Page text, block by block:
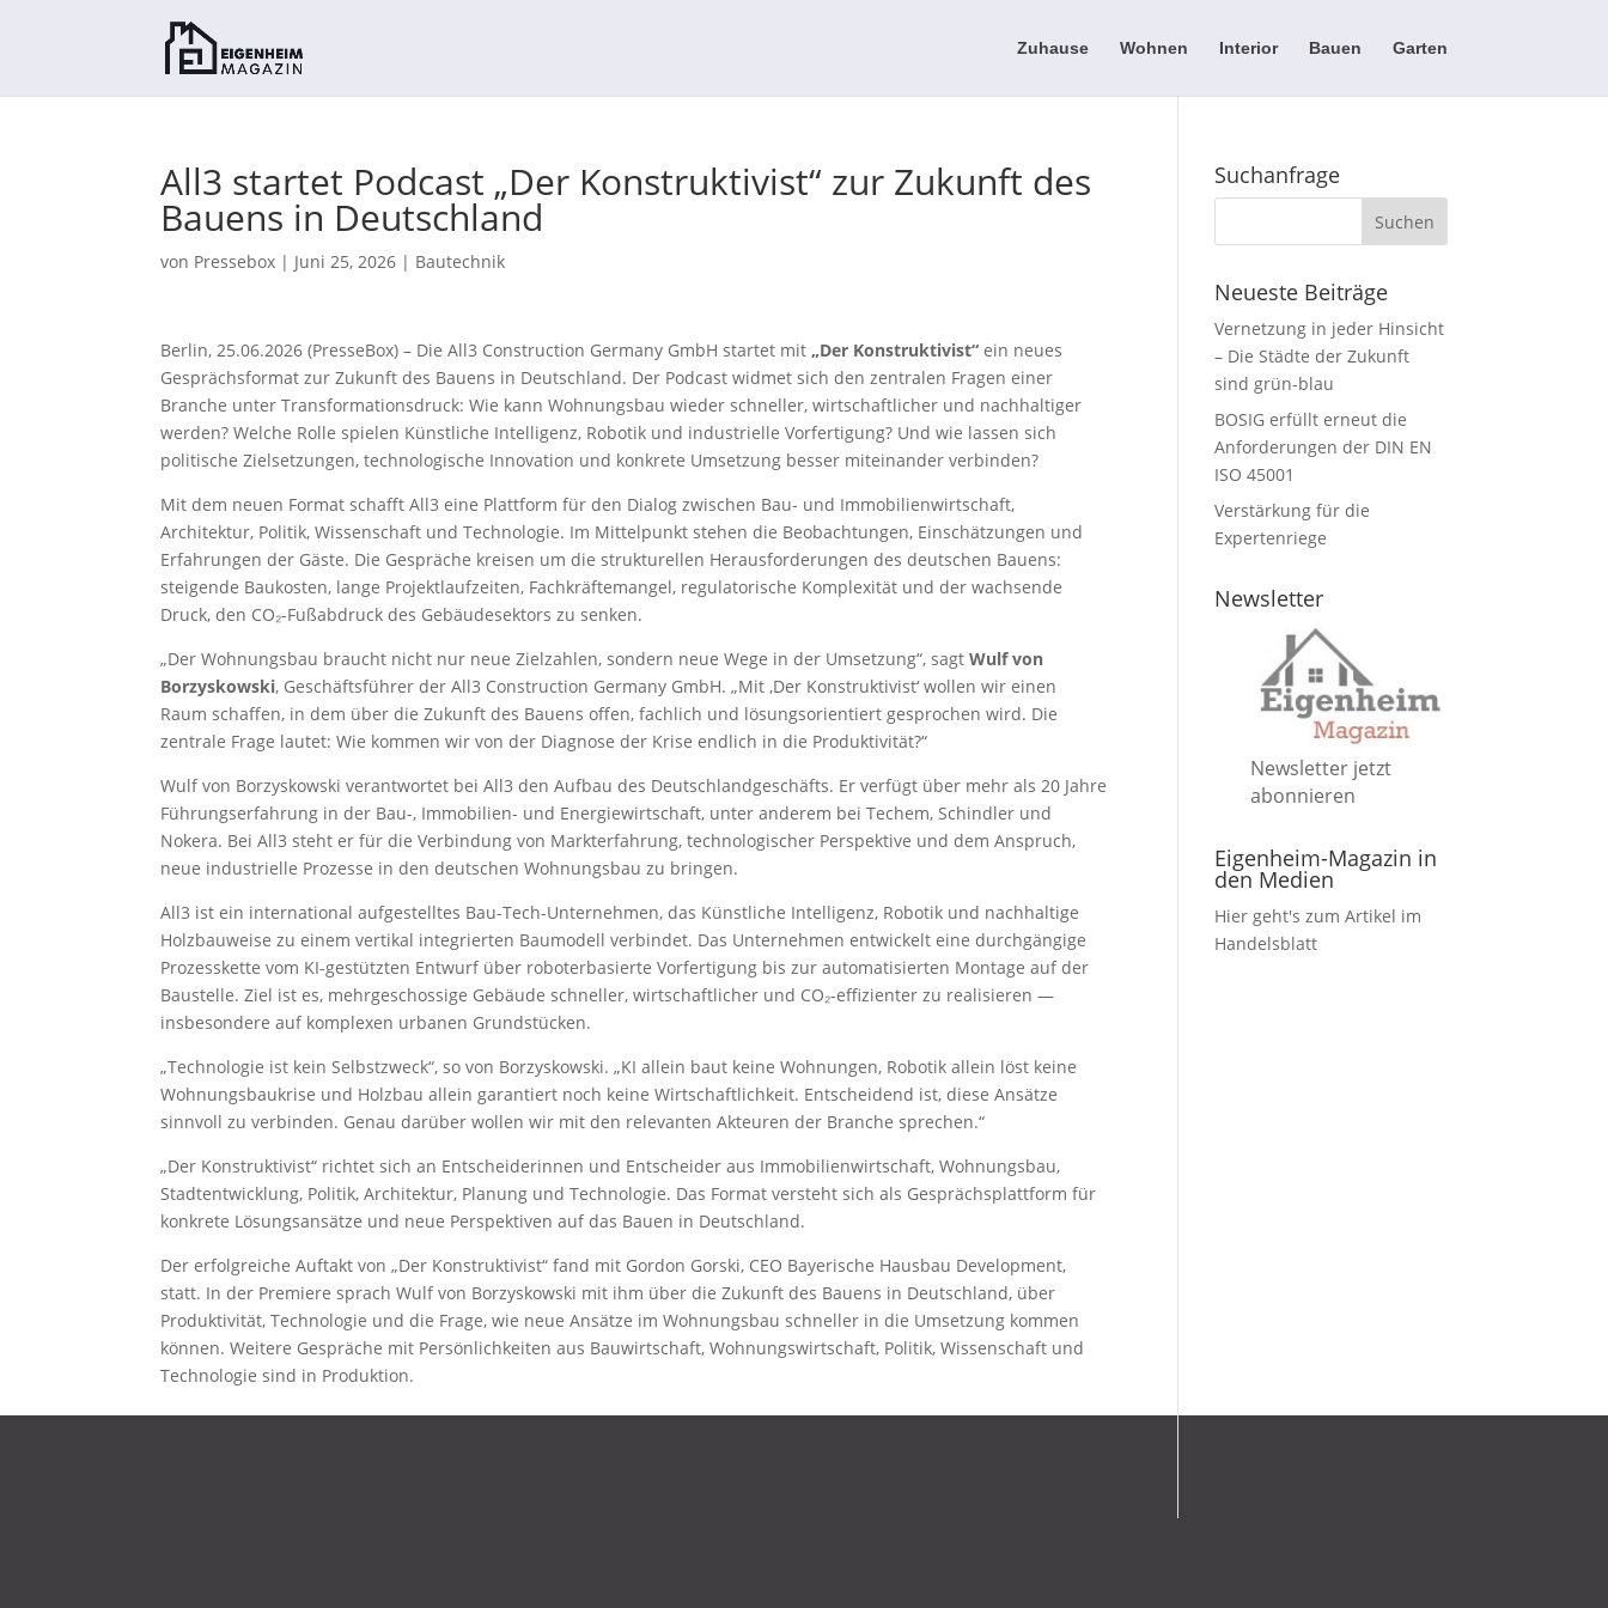
Zuhause Wohnen Interior Bauen Garten
All3 startet Podcast „Der Konstruktivist“ zur Zukunft des
Bauens in Deutschland
von Pressebox | Juni 25, 2026 | Bautechnik
Berlin, 25.06.2026 (PresseBox) – Die All3 Construction Germany GmbH startet mit„Der Konstruktivist“ ein neues
Gesprächsformat zur Zukunft des Bauens in Deutschland. Der Podcast widmet sich den zentralen Fragen einer
Branche unter Transformationsdruck: Wie kann Wohnungsbau wieder schneller, wirtschaftlicher und nachhaltiger
werden? Welche Rolle spielen Künstliche Intelligenz, Robotik und industrielle Vorfertigung? Und wie lassen sich
politische Zielsetzungen, technologische Innovation und konkrete Umsetzung besser miteinander verbinden?
Mit dem neuen Format schafft All3 eine Plattform für den Dialog zwischen Bau- und Immobilienwirtschaft,
Architektur, Politik, Wissenschaft und Technologie. Im Mittelpunkt stehen die Beobachtungen, Einschätzungen und
Erfahrungen der Gäste. Die Gespräche kreisen um die strukturellen Herausforderungen des deutschen Bauens:
steigende Baukosten, lange Projektlaufzeiten, Fachkräftemangel, regulatorische Komplexität und der wachsende
Druck, den CO₂-Fußabdruck des Gebäudesektors zu senken.
„Der Wohnungsbau braucht nicht nur neue Zielzahlen, sondern neue Wege in der Umsetzung“, sagtWulf von
Borzyskowski, Geschäftsführer der All3 Construction Germany GmbH. „Mit ‚Der Konstruktivist‘ wollen wir einen
Raum schaffen, in dem über die Zukunft des Bauens offen, fachlich und lösungsorientiert gesprochen wird. Die
zentrale Frage lautet: Wie kommen wir von der Diagnose der Krise endlich in die Produktivität?“
Wulf von Borzyskowski verantwortet bei All3 den Aufbau des Deutschlandgeschäfts. Er verfügt über mehr als 20 Jahre
Führungserfahrung in der Bau-, Immobilien- und Energiewirtschaft, unter anderem bei Techem, Schindler und
Nokera. Bei All3 steht er für die Verbindung von Markterfahrung, technologischer Perspektive und dem Anspruch,
neue industrielle Prozesse in den deutschen Wohnungsbau zu bringen.
All3 ist ein international aufgestelltes Bau-Tech-Unternehmen, das Künstliche Intelligenz, Robotik und nachhaltige
Holzbauweise zu einem vertikal integrierten Baumodell verbindet. Das Unternehmen entwickelt eine durchgängige
Prozesskette vom KI-gestützten Entwurf über roboterbasierte Vorfertigung bis zur automatisierten Montage auf der
Baustelle. Ziel ist es, mehrgeschossige Gebäude schneller, wirtschaftlicher und CO₂-effizienter zu realisieren —
insbesondere auf komplexen urbanen Grundstücken.
„Technologie ist kein Selbstzweck“, so von Borzyskowski. „KI allein baut keine Wohnungen, Robotik allein löst keine
Wohnungsbaukrise und Holzbau allein garantiert noch keine Wirtschaftlichkeit. Entscheidend ist, diese Ansätze
sinnvoll zu verbinden. Genau darüber wollen wir mit den relevanten Akteuren der Branche sprechen.“
„Der Konstruktivist“ richtet sich an Entscheiderinnen und Entscheider aus Immobilienwirtschaft, Wohnungsbau,
Stadtentwicklung, Politik, Architektur, Planung und Technologie. Das Format versteht sich als Gesprächsplattform für
konkrete Lösungsansätze und neue Perspektiven auf das Bauen in Deutschland.
Der erfolgreiche Auftakt von „Der Konstruktivist“ fand mit Gordon Gorski, CEO Bayerische Hausbau Development,
statt. In der Premiere sprach Wulf von Borzyskowski mit ihm über die Zukunft des Bauens in Deutschland, über
Produktivität, Technologie und die Frage, wie neue Ansätze im Wohnungsbau schneller in die Umsetzung kommen
können. Weitere Gespräche mit Persönlichkeiten aus Bauwirtschaft, Wohnungswirtschaft, Politik, Wissenschaft und
Technologie sind in Produktion.
Suchanfrage
Neueste Beiträge
Vernetzung in jeder Hinsicht
– Die Städte der Zukunft
sind grün-blau
BOSIG erfüllt erneut die
Anforderungen der DIN EN
ISO 45001
Verstärkung für die
Expertenriege
Newsletter
Newsletter jetzt
abonnieren
Eigenheim-Magazin in
den Medien
Hier geht's zum Artikel im
Handelsblatt